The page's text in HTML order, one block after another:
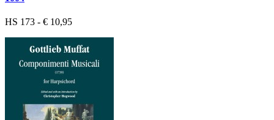
HS 173 - € 10,95